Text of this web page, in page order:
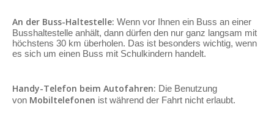
An der Buss-Haltestelle: Wenn vor Ihnen ein Buss an einer
Busshaltestelle anhält, dann dürfen den nur ganz langsam mit
höchstens 30 km überholen. Das ist besonders wichtig, wenn
es sich um einen Buss mit Schulkindern handelt.
Handy-Telefon beim Autofahren: Die Benutzung
von Mobiltelefonen ist während der Fahrt nicht erlaubt.